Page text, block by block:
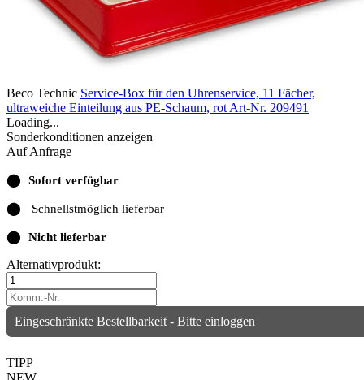
Beco Technic Service-Box für den Uhrenservice, 11 Fächer,
ultraweiche Einteilung aus PE-Schaum, rot Art-Nr. 209491
Loading...
Sonderkonditionen anzeigen
Auf Anfrage
⬤ Sofort verfügbar
⬤ Schnellstmöglich lieferbar
⬤ Nicht lieferbar
Alternativprodukt:
Eingeschränkte Bestellbarkeit - Bitte einloggen
TIPP